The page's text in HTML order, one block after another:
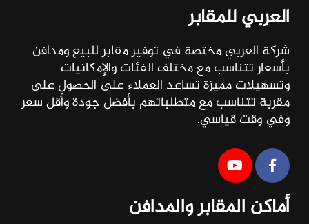
العربي للمقابر
شركة العربي مختصة في توفير مقابر للبيع ومدافن
بأسعار تتناسب مع مختلف الفئات والإمكانيات
وتسهيلات مميزة تساعد العملاء على الحصول على
مقربة تتناسب مع متطلباتهم بأفضل جودة وأقل سعر
وفي وقت قياسي.
أماكن المقابر والمدافن